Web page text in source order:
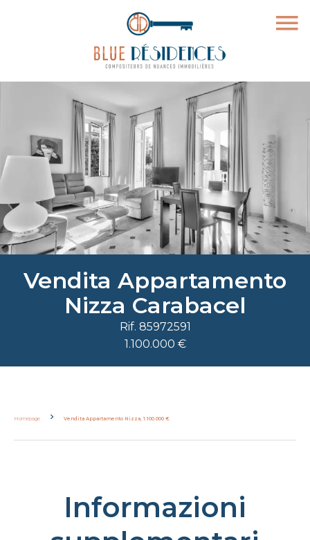
Vendita Appartamento
Nizza Carabacel
Rif. 85972591
1.100.000 €
Homepage Vendita Appartamento Nizza, 1.100.000 €
Informazioni